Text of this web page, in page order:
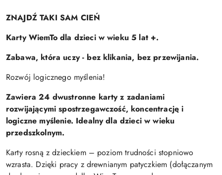
ZNAJDŹ TAKI SAM CIEŃ
Karty WiemTo dla dzieci w wieku 5 lat +.
Zabawa, która uczy - bez klikania, bez przewijania.
Rozwój logicznego myślenia!
Zawiera 24 dwustronne karty z zadaniami
rozwijającymi spostrzegawczość, koncentrację i
logiczne myślenie. Idealny dla dzieci w wieku
przedszkolnym.
Karty rosną z dzieckiem – poziom trudności stopniowo
wzrasta. Dzięki pracy z drewnianym patyczkiem (dołączanym